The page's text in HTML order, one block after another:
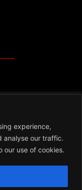
experience,
analyse our traffic.
our use of cookies.
SIGN